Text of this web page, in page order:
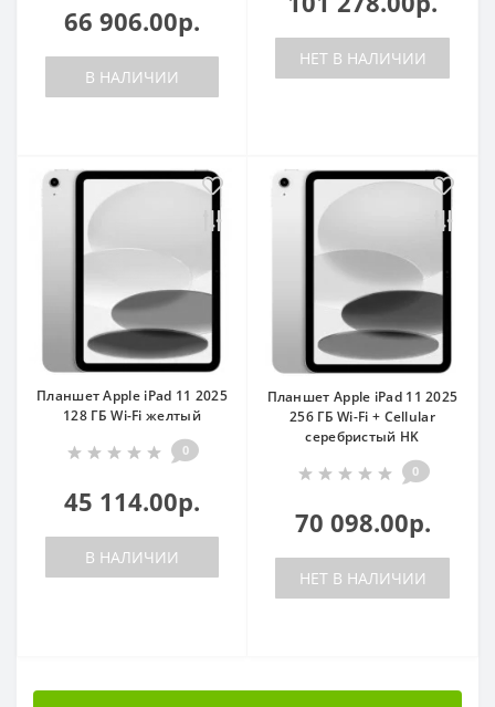
66 906.00р.
В НАЛИЧИИ
НЕТ В НАЛИЧИИ
Планшет Apple iPad 11 2025
128 ГБ Wi-Fi желтый
0
45 114.00р.
В НАЛИЧИИ
Планшет Apple iPad 11 2025
256 ГБ Wi-Fi + Cellular
серебристый HK
0
70 098.00р.
НЕТ В НАЛИЧИИ